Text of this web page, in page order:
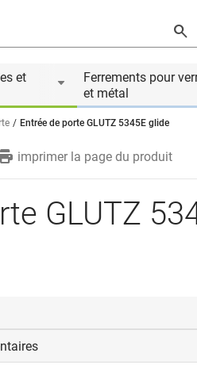
et
Ferrements pour
et métal
Entrée de porte GLUTZ 5345E glide
de
imprimer la page du produit
GLUTZ
glide